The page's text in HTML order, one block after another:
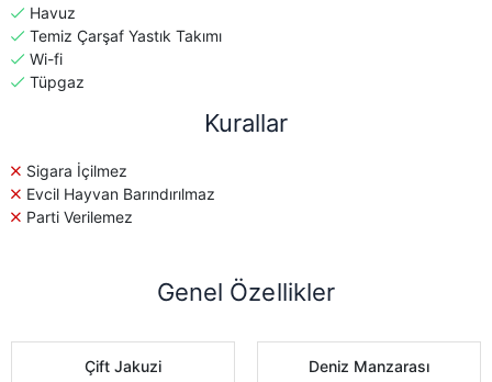
Havuz
Temiz Çarşaf Yastık Takımı
Wi-fi
Tüpgaz
Kurallar
Sigara İçilmez
Evcil Hayvan Barındırılmaz
Parti Verilemez
Genel Özellikler
Çift Jakuzi Deniz Manzarası